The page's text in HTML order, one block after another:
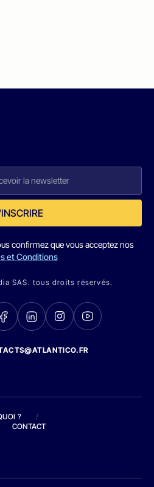
confirmez que vous acceptez nos
et Conditions
SAS. tous droits réservés.
?
/
CONTACT